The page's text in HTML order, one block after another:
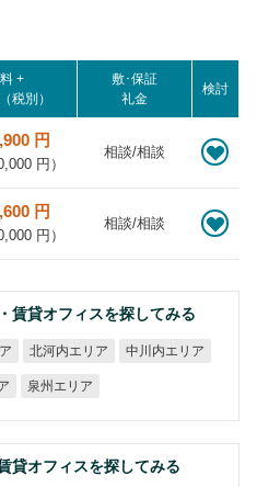
+
税別）
敷･保証
礼金
検討
円
円）
相談/相談
円
円）
相談/相談
賃貸オフィスを探してみる
北河内エリア 中川内エリア
泉州エリア
貸オフィスを探してみる